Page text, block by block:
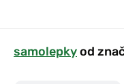
samolepkyod